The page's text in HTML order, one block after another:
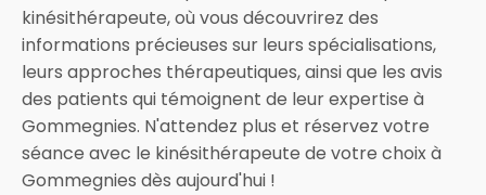
kinésithérapeute, où vous découvrirez des
informations précieuses sur leurs spécialisations,
leurs approches thérapeutiques, ainsi que les avis
des patients qui témoignent de leur expertise à
Gommegnies. N'attendez plus et réservez votre
séance avec le kinésithérapeute de votre choix à
Gommegnies dès aujourd'hui !